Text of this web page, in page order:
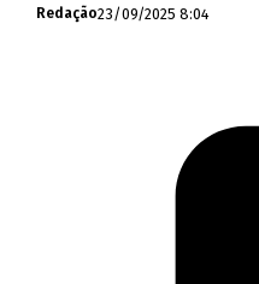
Redação23/09/2025 8:04